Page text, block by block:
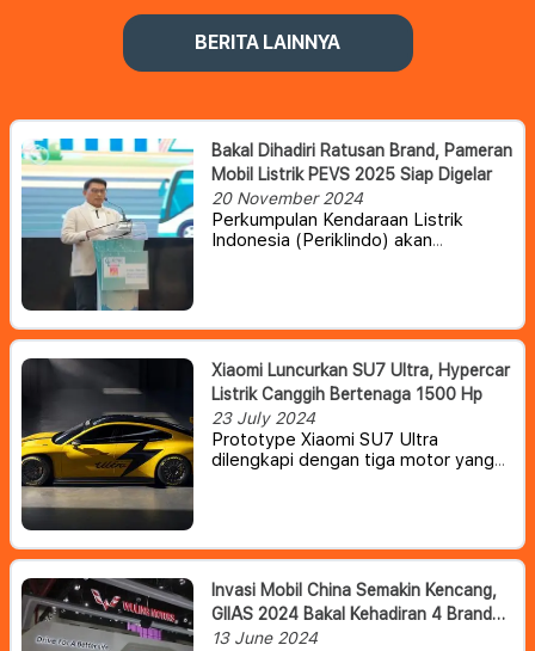
BERITA LAINNYA
Bakal Dihadiri Ratusan Brand, Pameran
Mobil Listrik PEVS 2025 Siap Digelar
20 November 2024
Perkumpulan Kendaraan Listrik
Indonesia (Periklindo) akan
Xiaomi Luncurkan SU7 Ultra, Hypercar
Listrik Canggih Bertenaga 1500 Hp
23 July 2024
Prototype Xiaomi SU7 Ultra
dilengkapi dengan tiga motor yang
1.548 hp. Tenaga tersebut bahkan
melampaui mobil sport mewah
paling canggih, seperti Bugatti
Chiron.
Invasi Mobil China Semakin Kencang,
GIIAS 2024 Bakal Kehadiran 4 Brand
Baru
13 June 2024